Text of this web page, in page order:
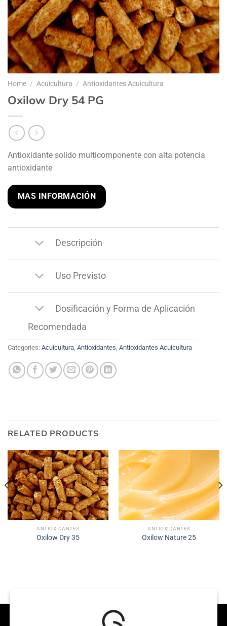
Home / Acuicultura / Antioxidantes Acuicultura
Oxilow Dry 54 PG
Antioxidante solido multicomponente con alta potencia
antioxidante
MAS INFORMACIÓN
Descripción
Uso Previsto
Dosificación y Forma de Aplicación
Recomendada
Categories: Acuicultura Antioxidantes Antioxidantes Acuicultura
RELATED PRODUCTS
ANTIOXIDANTES
Oxilow Dry 35
ANTIOXIDANTES
Oxilow Nature 25